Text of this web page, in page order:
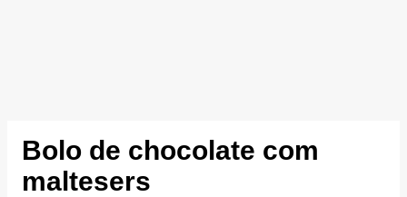
Bolo de chocolate com
maltesers